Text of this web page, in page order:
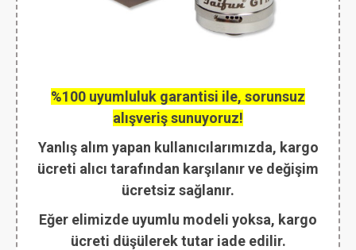
%100 uyumluluk garantisi ile, sorunsuz
alışveriş sunuyoruz!
Yanlış alım yapan kullanıcılarımızda, kargo
ücreti alıcı tarafından karşılanır ve değişim
ücretsiz sağlanır.
Eğer elimizde uyumlu modeli yoksa, kargo
ücreti düşülerek tutar iade edilir.